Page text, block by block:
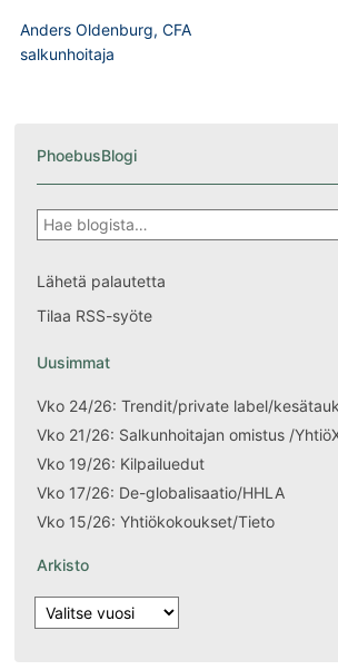
Anders Oldenburg, CFA
salkunhoitaja
PhoebusBlogi
Lähetä palautetta
Tilaa RSS-syöte
Uusimmat
Vko 24/26: Trendit/private label/
Vko 21/26: Salkunhoitajan omistus /
Vko 19/26: Kilpailuedut
Vko 17/26: De-globalisaatio/HHLA
Vko 15/26: Yhtiökokoukset/Tieto
Arkisto